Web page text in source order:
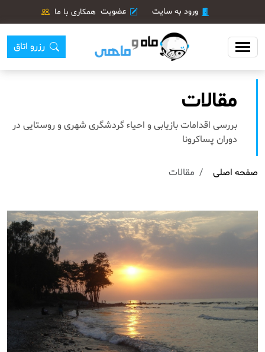
ورود به سایت عضویت همکاری با ما
رزرو اتاق
مقالات
بررسی اقدامات بازیابی و احیاء گردشگری شهری و روستایی در
دوران پساکرونا
صفحه اصلی مقالات